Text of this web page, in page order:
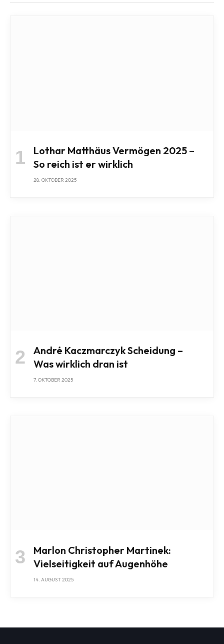
Lothar Matthäus Vermögen 2025 –
So reich ist er wirklich
28. OKTOBER 2025
André Kaczmarczyk Scheidung –
Was wirklich dran ist
7. OKTOBER 2025
Marlon Christopher Martinek:
Vielseitigkeit auf Augenhöhe
14. AUGUST 2025